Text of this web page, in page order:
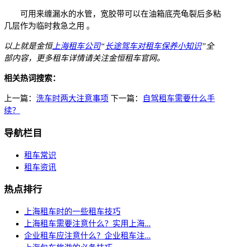
可用来缠漏水的水管，宽胶带可以在油箱底壳龟裂后多粘
几层作为临时救急之用 。
以上就是金恒上海租车公司“长途驾车对租车保养小知识”全
部内容，更多租车详情请关注金恒租车官网。
相关热词搜索：
上一篇： 洗车时两大注意事项 下一篇：
自驾租车需要什么手
续？
导航栏目
租车常识
租车资讯
热点排行
上海租车时的一些租车技巧
上海租车需要注意什么？实用上海...
企业租车应注意什么？企业租车注...